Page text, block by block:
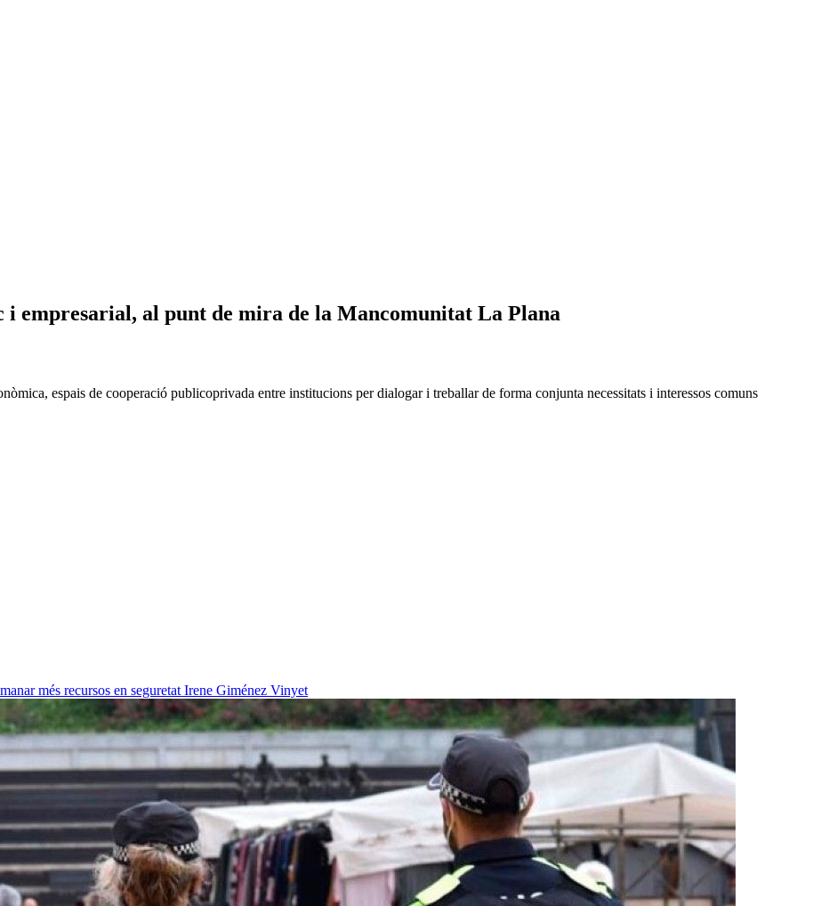
i empresarial, al punt de mira de la Mancomunitat La Plana
espais de cooperació publicoprivada entre institucions per dialogar i treballar de forma conjunta necessitats i interessos comuns
més recursos en seguretat Irene Giménez Vinyet